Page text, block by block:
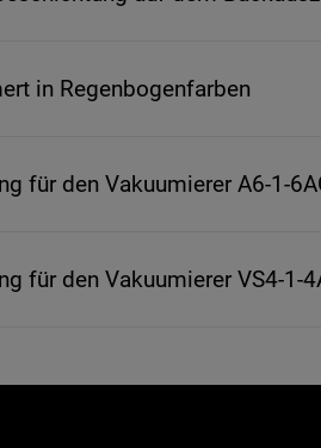
in Regenbogenfarben
für den Vakuumierer A6-1-
für den Vakuumierer VS4-1-